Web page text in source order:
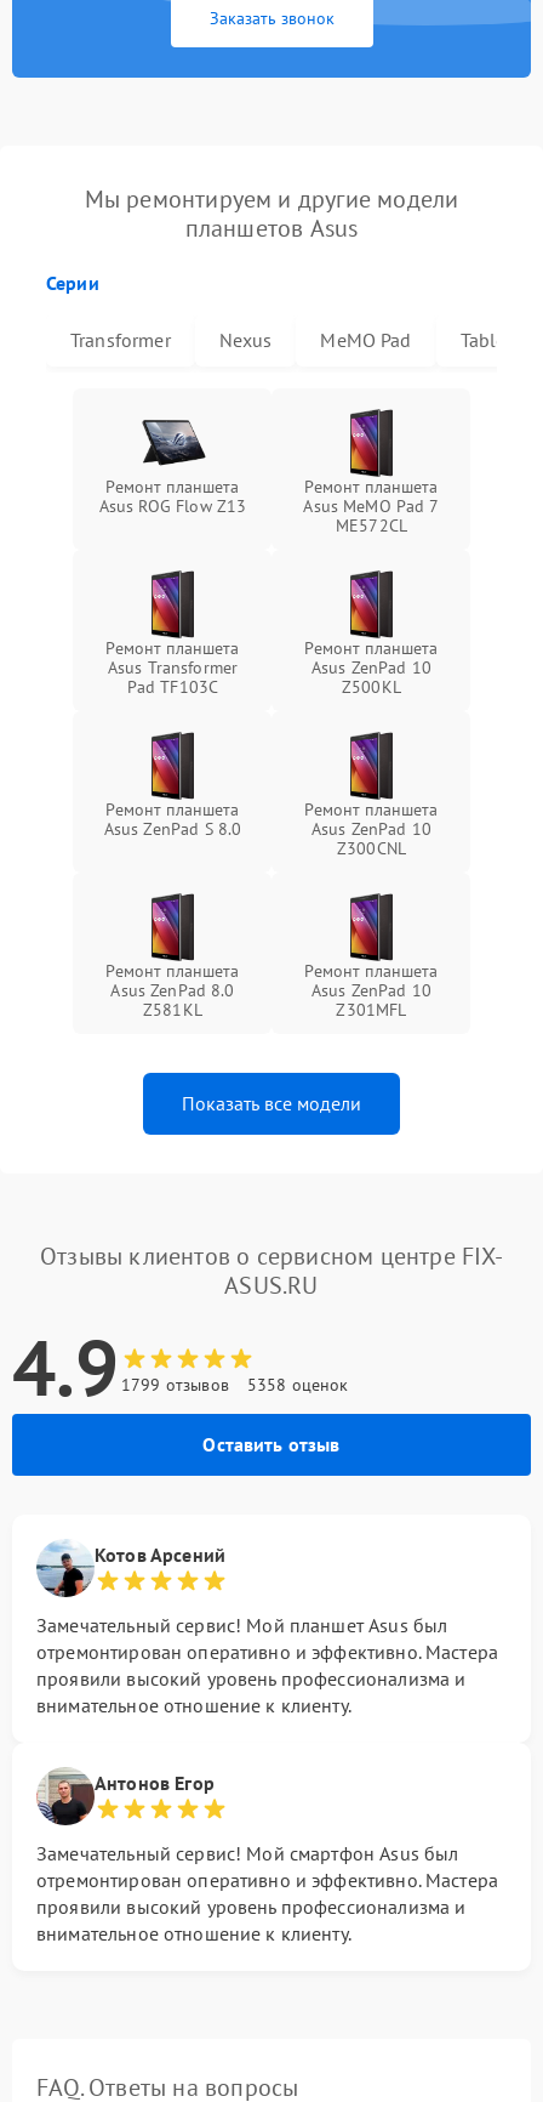
Заказать звонок
Мы ремонтируем и другие модели
планшетов Asus
Серии
Transformer Nexus MeMO Pad Tablet
Ремонт планшета
Asus ROG Flow Z13
Ремонт планшета
Asus MeMO Pad 7
ME572CL
Ремонт планшета
Asus Transformer
Pad TF103C
Ремонт планшета
Asus ZenPad 10
Z500KL
Ремонт планшета
Asus ZenPad S 8.0
Ремонт планшета
Asus ZenPad 10
Z300CNL
Ремонт планшета
Asus ZenPad 8.0
Z581KL
Ремонт планшета
Asus ZenPad 10
Z301MFL
Показать все модели
Отзывы клиентов о сервисном центре FIX-
ASUS.RU
4.9 1799 отзывов 5358 оценок
Оставить отзыв
Котов Арсений
Замечательный сервис! Мой планшет Asus был
отремонтирован оперативно и эффективно. Мастера
проявили высокий уровень профессионализма и
внимательное отношение к клиенту.
Антонов Егор
Замечательный сервис! Мой смартфон Asus был
отремонтирован оперативно и эффективно. Мастера
проявили высокий уровень профессионализма и
внимательное отношение к клиенту.
FAQ. Ответы на вопросы